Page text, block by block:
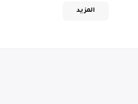
المزيد